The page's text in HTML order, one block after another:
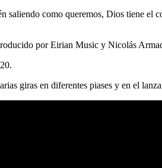
saliendo como queremos, Dios tiene
por Eirian Music y Nicolás
giras en diferentes piases y en el